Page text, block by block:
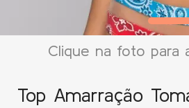
Clique na foto para
Top Amarração